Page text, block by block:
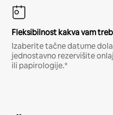
Fleksibilnost kakva vam
Izaberite tačne datume
jednostavno rezervišite
ili papirologije.*